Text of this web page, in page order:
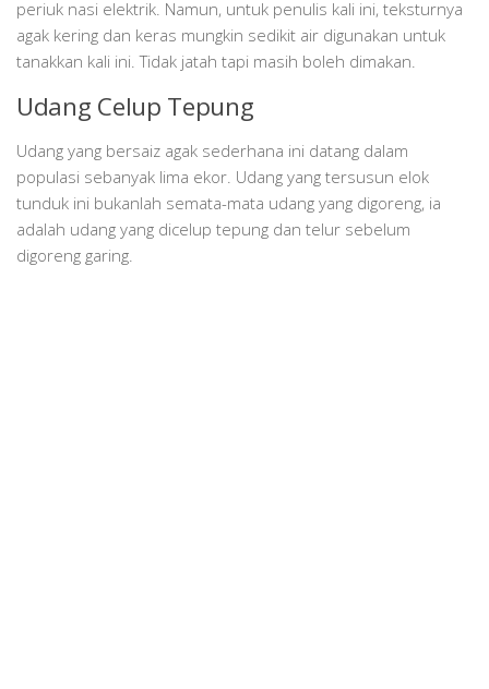
periuk nasi elektrik. Namun, untuk penulis kali ini, teksturnya
agak kering dan keras mungkin sedikit air digunakan untuk
tanakkan kali ini. Tidak jatah tapi masih boleh dimakan.
Udang Celup Tepung
Udang yang bersaiz agak sederhana ini datang dalam
populasi sebanyak lima ekor. Udang yang tersusun elok
tunduk ini bukanlah semata-mata udang yang digoreng, ia
adalah udang yang dicelup tepung dan telur sebelum
digoreng garing.